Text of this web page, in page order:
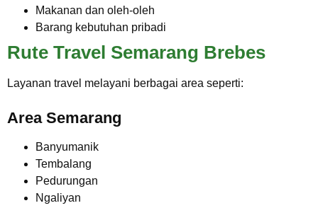
Makanan dan oleh-oleh
Barang kebutuhan pribadi
Rute Travel Semarang Brebes
Layanan travel melayani berbagai area seperti:
Area Semarang
Banyumanik
Tembalang
Pedurungan
Ngaliyan